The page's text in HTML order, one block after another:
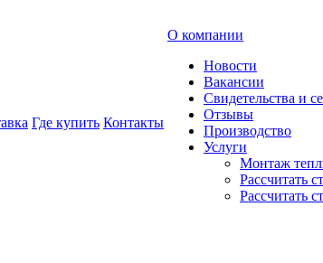
Где купить Контакты
О компании
Новости
Вакансии
Свидетельства и
Отзывы
Производство
Услуги
Монтаж
Рассчитать
Рассчитать